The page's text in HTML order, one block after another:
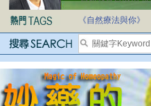
《自然療法與你》